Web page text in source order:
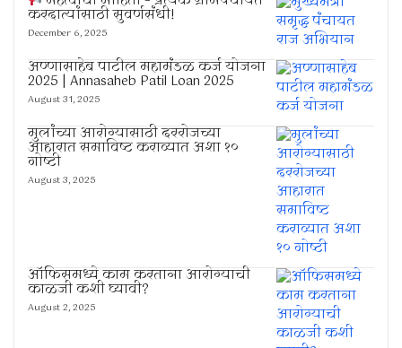
करदात्यांसाठी सुवर्णसंधी!
December 6, 2025
अण्णासाहेब पाटील महामंडळ कर्ज योजना
2025 | Annasaheb Patil Loan 2025
August 31, 2025
मुलांच्या आरोग्यासाठी दररोजच्या
आहारात समाविष्ट कराव्यात अशा १०
गोष्टी
August 3, 2025
ऑफिसमध्ये काम करताना आरोग्याची
काळजी कशी घ्यावी?
August 2, 2025